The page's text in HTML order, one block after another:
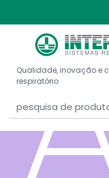
Qualidade, inovação e
respiratório